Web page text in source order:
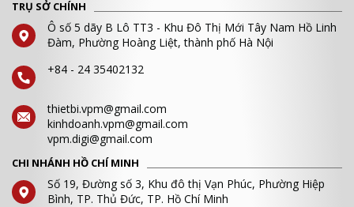
TRỤ SỞ CHÍNH
Ô số 5 dãy B Lô TT3 - Khu Đô Thị Mới Tây Nam Hồ Linh
Đàm, Phường Hoàng Liệt, thành phố Hà Nội
+84 - 24 35402132
thietbi.vpm@gmail.com
kinhdoanh.vpm@gmail.com
vpm.digi@gmail.com
CHI NHÁNH HỒ CHÍ MINH
Số 19, Đường số 3, Khu đô thị Vạn Phúc, Phường Hiệp
Bình, TP. Thủ Đức, TP. Hồ Chí Minh